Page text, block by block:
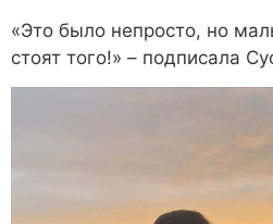
«Это было непросто, но
стоят того!» – подписала